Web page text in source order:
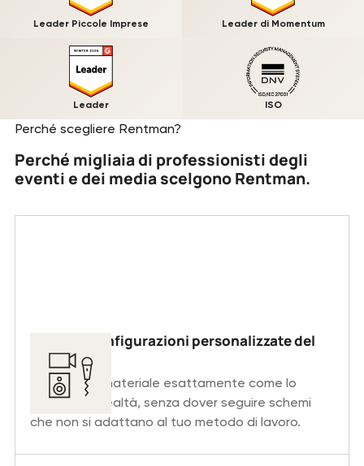
Leader Piccole Imprese Leader di Momentum
Leader ISO
Perché scegliere Rentman?
Perché migliaia di professionisti degli
eventi e dei media scelgono Rentman.
Gestisci configurazioni personalizzate del
materiale
Organizza il materiale esattamente come lo
utilizzi nella realtà, senza dover seguire schemi
che non si adattano al tuo metodo di lavoro.